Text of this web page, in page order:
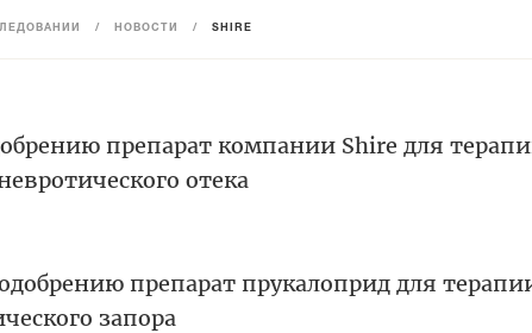
/ НОВОСТИ / SHIRE
препарат компании Shire для
отека
препарат прукалоприд для
запора